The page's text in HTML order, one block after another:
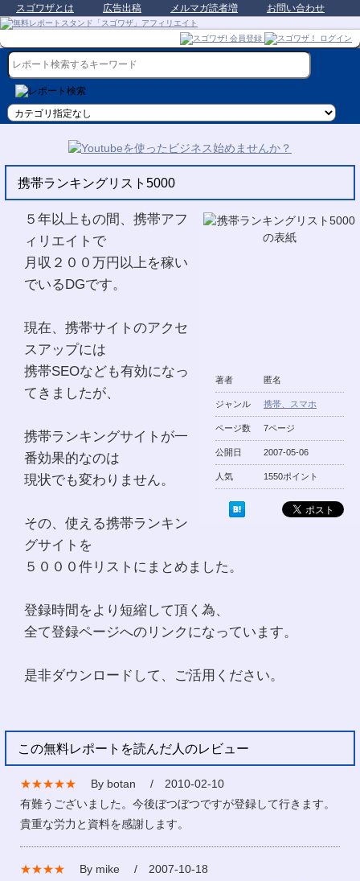
スゴワザとは 広告出稿 メルマガ読者増 お問い合わせ
携帯ランキングリスト5000
著者 匿名
ジャンル 携帯、スマホ
ページ数 7ページ
公開日 2007-05-06
人気 1550ポイント
５年以上もの間、携帯アフ
ィリエイトで
月収２００万円以上を稼い
でいるDGです。
現在、携帯サイトのアクセ
スアップには
携帯SEOなども有効になっ
てきましたが、
携帯ランキングサイトが一
番効果的なのは
現状でも変わりません。
その、使える携帯ランキン
グサイトを
５０００件リストにまとめました。
登録時間をより短縮して頂く為、
全て登録ページへのリンクになっています。
是非ダウンロードして、ご活用ください。
この無料レポートを読んだ人のレビュー
★★★★★
By botan / 2010-02-10
有難うございました。今後ぼつぼつですが登録して行きます。
貴重な労力と資料を感謝します。
★★★★
By mike / 2007-10-18